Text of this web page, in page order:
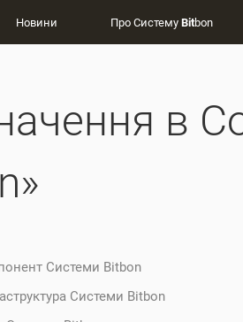
Новини Про СистемуBitbon
в
Системи Bitbon
Системи Bitbon